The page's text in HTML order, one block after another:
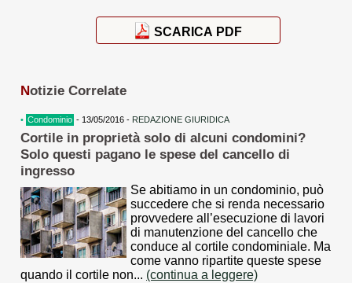
SCARICA PDF
Notizie Correlate
• Condominio - 13/05/2016 - REDAZIONE GIURIDICA
Cortile in proprietà solo di alcuni condomini?
Solo questi pagano le spese del cancello di
ingresso
Se abitiamo in un condominio, può
succedere che si renda necessario
provvedere all’esecuzione di lavori
di manutenzione del cancello che
conduce al cortile condominiale. Ma
come vanno ripartite queste spese
quando il cortile non... (continua a leggere)